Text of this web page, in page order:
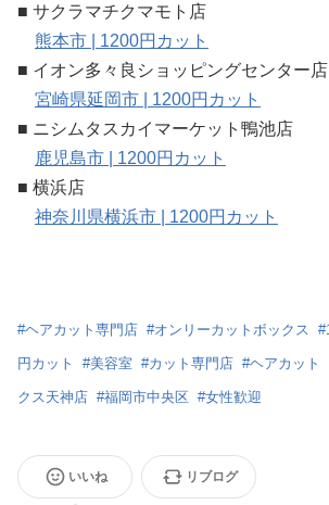
■ サクラマチクマモト店
熊本市 | 1200円カット
■ イオン多々良ショッピングセンター店
宮崎県延岡市 | 1200円カット
■ ニシムタスカイマーケット鴨池店
鹿児島市 | 1200円カット
■ 横浜店
神奈川県横浜市 | 1200円カット
#ヘアカット専門店 #オンリーカットボックス #
円カット #美容室 #カット専門店 #ヘアカット
クス天神店 #福岡市中央区 #女性歓迎
いいね リブログ